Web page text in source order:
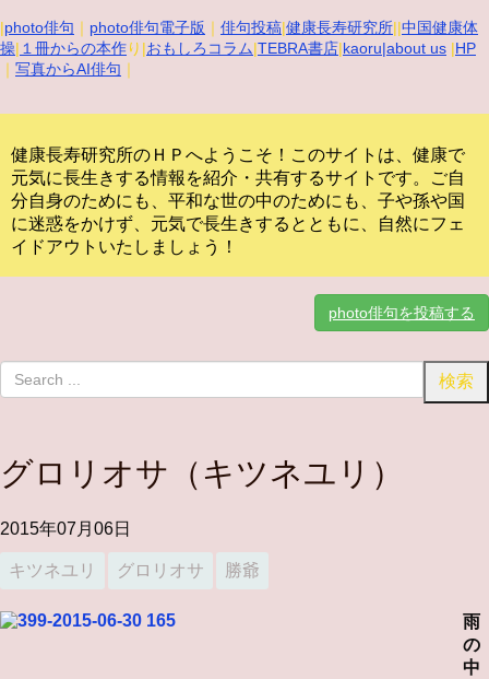
|photo俳句 ｜ photo俳句電子版 ｜ 俳句投稿|健康長寿研究所||中国健康体
操| １冊からの本作り|おもしろコラム|TEBRA書店|kaoru|about us |HP
｜ 写真からAI俳句 ｜
健康長寿研究所のＨＰへようこそ！このサイトは、健康で
元気に長生きする情報を紹介・共有するサイトです。
ご自
分自身のためにも、平和な世の中のためにも、子や孫や国
に迷惑をかけず、元気で長生きするとともに、自然にフェ
イドアウトいたしましょう！
photo俳句を投稿する
グロリオサ（キツネユリ）
2015年07月06日
キツネユリ グロリオサ 勝爺
雨
の
中